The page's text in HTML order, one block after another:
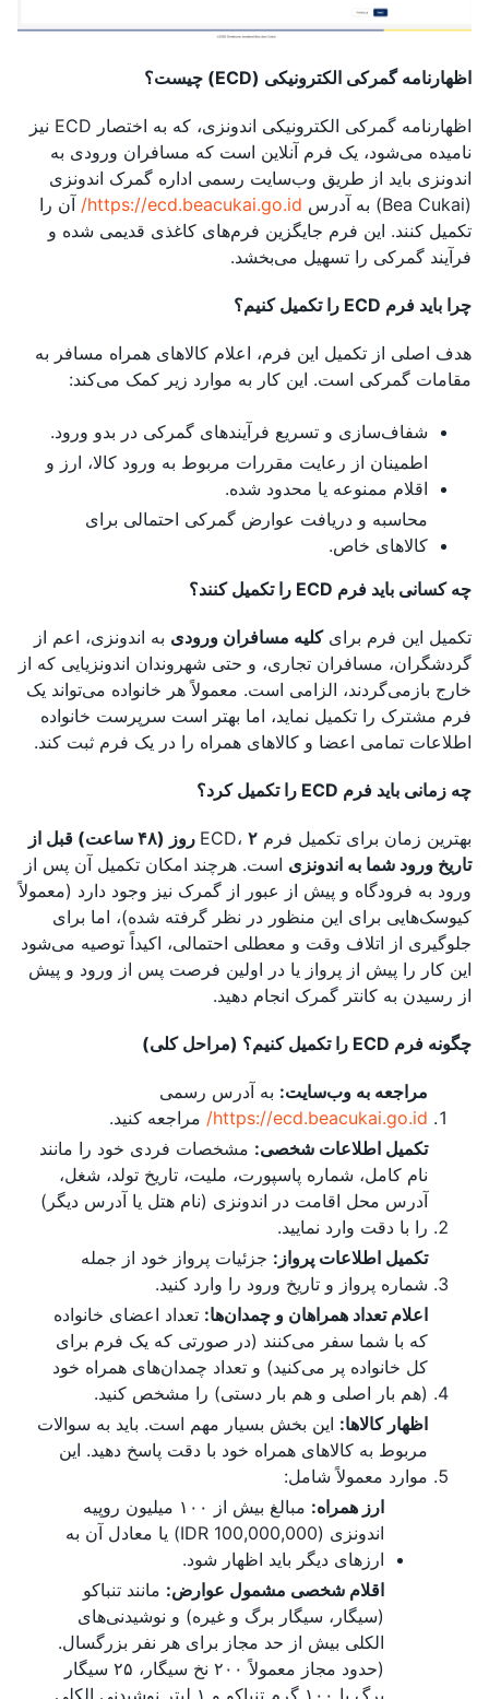
اظهارنامه گمرکی الکترونیکی (ECD) چیست؟
اظهارنامه گمرکی الکترونیکی اندونزی، که به اختصار ECD نیز
نامیده می‌شود، یک فرم آنلاین است که مسافران ورودی به
اندونزی باید از طریق وب‌سایت رسمی اداره گمرک اندونزی
(Bea Cukai) به آدرس
https://ecd.beacukai.go.id/ آن را
تکمیل کنند. این فرم جایگزین فرم‌های کاغذی قدیمی شده و
فرآیند گمرکی را تسهیل می‌بخشد.
چرا باید فرم ECD را تکمیل کنیم؟
هدف اصلی از تکمیل این فرم، اعلام کالاهای همراه مسافر به
مقامات گمرکی است. این کار به موارد زیر کمک می‌کند:
شفاف‌سازی و تسریع فرآیندهای گمرکی در بدو ورود.
اطمینان از رعایت مقررات مربوط به ورود کالا، ارز و
اقلام ممنوعه یا محدود شده.
محاسبه و دریافت عوارض گمرکی احتمالی برای
کالاهای خاص.
چه کسانی باید فرم ECD را تکمیل کنند؟
تکمیل این فرم برایکلیه مسافران ورودی به اندونزی، اعم از
گردشگران، مسافران تجاری، و حتی شهروندان اندونزیایی که از
خارج بازمی‌گردند، الزامی است. معمولاً هر خانواده می‌تواند یک
فرم مشترک را تکمیل نماید، اما بهتر است سرپرست خانواده
اطلاعات تمامی اعضا و کالاهای همراه را در یک فرم ثبت کند.
چه زمانی باید فرم ECD را تکمیل کرد؟
بهترین زمان برای تکمیل فرم ECD،
۲ روز (۴۸ ساعت) قبل از
تاریخ ورود شما به اندونزی است. هرچند امکان تکمیل آن پس از
ورود به فرودگاه و پیش از عبور از گمرک نیز وجود دارد (معمولاً
کیوسک‌هایی برای این منظور در نظر گرفته شده)، اما برای
جلوگیری از اتلاف وقت و معطلی احتمالی، اکیداً توصیه می‌شود
این کار را پیش از پرواز یا در اولین فرصت پس از ورود و پیش
از رسیدن به کانتر گمرک انجام دهید.
چگونه فرم ECD را تکمیل کنیم؟ (مراحل کلی)
مراجعه به وب‌سایت: به آدرس رسمی
https://ecd.beacukai.go.id/
مراجعه کنید.
تکمیل اطلاعات شخصی: مشخصات فردی خود را مانند
نام کامل، شماره پاسپورت، ملیت، تاریخ تولد، شغل،
آدرس محل اقامت در اندونزی (نام هتل یا آدرس دیگر)
را با دقت وارد نمایید.
تکمیل اطلاعات پرواز: جزئیات پرواز خود از جمله
شماره پرواز و تاریخ ورود را وارد کنید.
اعلام تعداد همراهان و چمدان‌ها: تعداد اعضای خانواده
که با شما سفر می‌کنند (در صورتی که یک فرم برای
کل خانواده پر می‌کنید) و تعداد چمدان‌های همراه خود
(هم بار اصلی و هم بار دستی) را مشخص کنید.
اظهار کالاها: این بخش بسیار مهم است. باید به سوالات
مربوط به کالاهای همراه خود با دقت پاسخ دهید. این
موارد معمولاً شامل:
ارز همراه:
مبالغ بیش از ۱۰۰ میلیون روپیه
اندونزی (IDR 100,000,000) یا معادل آن به
ارزهای دیگر باید اظهار شود.
اقلام شخصی مشمول عوارض: مانند تنباکو
(سیگار، سیگار برگ و غیره) و نوشیدنی‌های
الکلی بیش از حد مجاز برای هر نفر بزرگسال.
(حدود مجاز معمولاً ۲۰۰ نخ سیگار، ۲۵ سیگار
برگ یا ۱۰۰ گرم تنباکو و ۱ لیتر نوشیدنی الکلی